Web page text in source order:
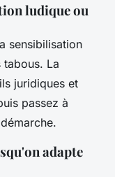
ludique ou
sensibilisation
tabous. La
juridiques et
passez à
adapte